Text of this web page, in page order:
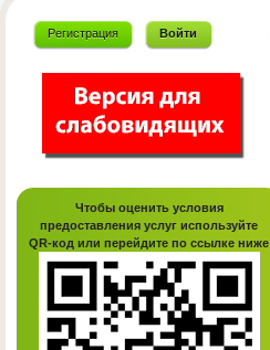
Регистрация Войти
Чтобы оценить условия
предоставления услуг используйте
QR-код или перейдите по ссылке ниже